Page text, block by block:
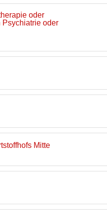
oder
Psychiatrie oder
Mitte